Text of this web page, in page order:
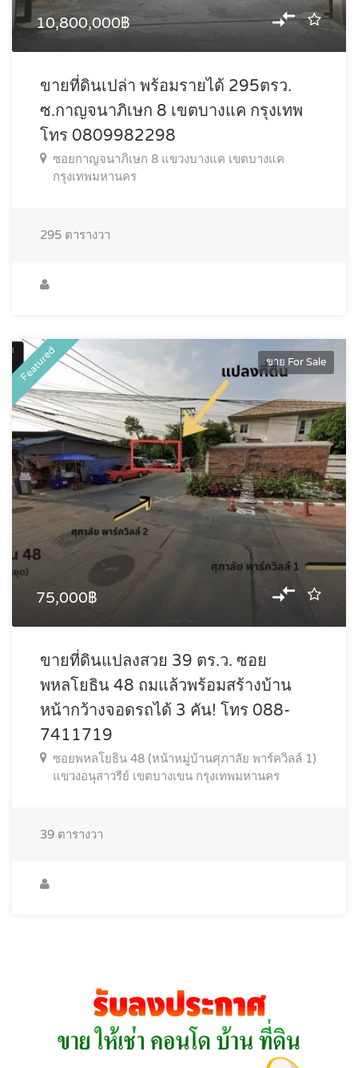
10,800,000฿
ขายที่ดินเปล่า พร้อมรายได้ 295ตรว.
ซ.กาญจนาภิเษก 8 เขตบางแค กรุงเทพ
โทร 0809982298
ซอยกาญจนาภิเษก 8 แขวงบางแค เขตบางแค
กรุงเทพมหานคร
295 ตารางวา
Featured ขาย For Sale
75,000฿
ขายที่ดินแปลงสวย 39 ตร.ว. ซอย
พหลโยธิน 48 ถมแล้วพร้อมสร้างบ้าน
หน้ากว้างจอดรถได้ 3 คัน! โทร 088-
7411719
ซอยพหลโยธิน 48 (หน้าหมู่บ้านศุภาลัย พาร์ควิลล์ 1)
แขวงอนุสาวรีย์ เขตบางเขน กรุงเทพมหานคร
39 ตารางวา